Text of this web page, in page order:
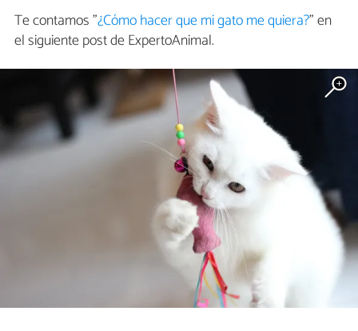
Te contamos "¿Cómo hacer que mi gato me quiera?" en
el siguiente post de ExpertoAnimal.